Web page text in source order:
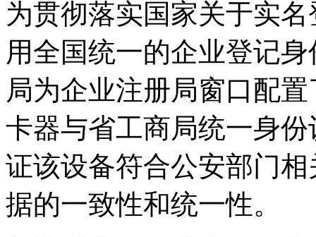
为贯彻落实国家关于实
用全国统一的企业登记
局为企业注册局窗口配置
卡器与省工商局统一身
证该设备符合公安部门
据的一致性和统一性。